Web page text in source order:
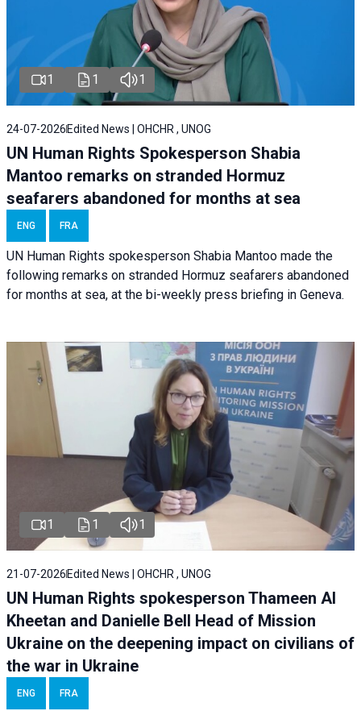
1 1 1
24-07-2026 Edited News | OHCHR , UNOG
UN Human Rights Spokesperson Shabia
Mantoo remarks on stranded Hormuz
seafarers abandoned for months at sea
ENG FRA
UN Human Rights spokesperson Shabia Mantoo made the
following remarks on stranded Hormuz seafarers abandoned
for months at sea, at the bi-weekly press briefing in Geneva.
1 1 1
21-07-2026 Edited News | OHCHR , UNOG
UN Human Rights spokesperson Thameen Al
Kheetan and Danielle Bell Head of Mission
Ukraine on the deepening impact on civilians of
the war in Ukraine
ENG FRA